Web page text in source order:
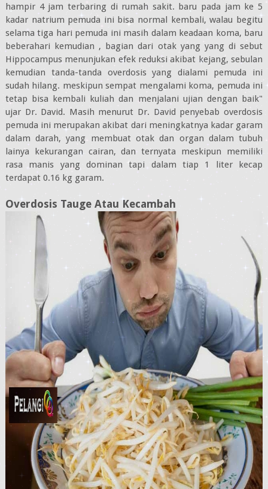
hampir 4 jam terbaring di rumah sakit. baru pada jam ke 5
kadar natrium pemuda ini bisa normal kembali, walau begitu
selama tiga hari pemuda ini masih dalam keadaan koma, baru
beberahari kemudian , bagian dari otak yang yang di sebut
Hippocampus menunjukan efek reduksi akibat kejang, sebulan
kemudian tanda-tanda overdosis yang dialami pemuda ini
sudah hilang. meskipun sempat mengalami koma, pemuda ini
tetap bisa kembali kuliah dan menjalani ujian dengan baik"
ujar Dr. David. Masih menurut Dr. David penyebab overdosis
pemuda ini merupakan akibat dari meningkatnya kadar garam
dalam darah, yang membuat otak dan organ dalam tubuh
lainya kekurangan cairan, dan ternyata meskipun memiliki
rasa manis yang dominan tapi dalam tiap 1 liter kecap
terdapat 0.16 kg garam.
Overdosis Tauge Atau Kecambah